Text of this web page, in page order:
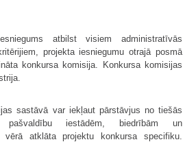
atbilst visiem administratīvās
projekta iesniegumu otrajā posmā
konkursa komisija. Konkursa komisijas
sastāvā var iekļaut pārstāvjus no tiešās
pašvaldību iestādēm, biedrībām un
vērā atklāta projektu konkursa specifiku.